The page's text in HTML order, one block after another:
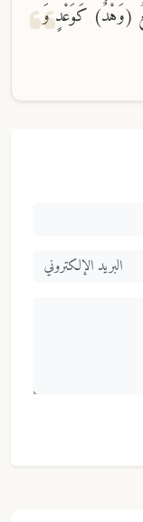
(وَهْدٌ) كَوَعْدٍ وَ